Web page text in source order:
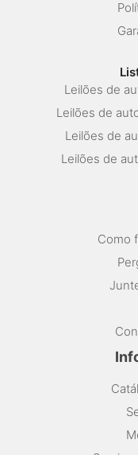
Leilões de
Leilões de
Leilões de
Leilões de
Como